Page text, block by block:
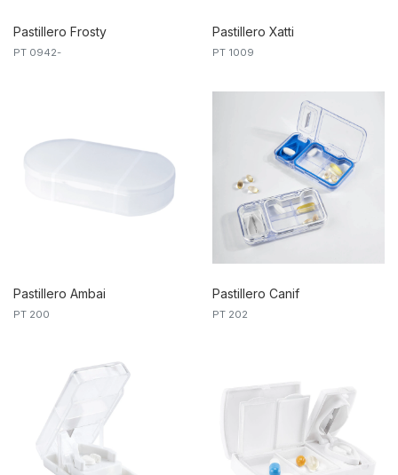
Pastillero Frosty
PT 0942-
Pastillero Xatti
PT 1009
Pastillero Ambai
PT 200
Pastillero Canif
PT 202